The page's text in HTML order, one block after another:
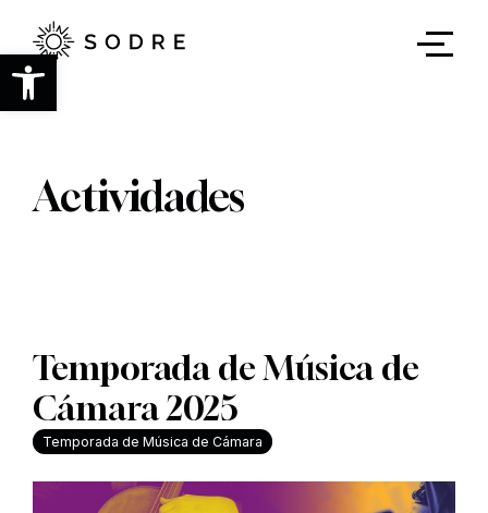
Abrir barra de herramientas
contenido
principal
Actividades
Temporada de Música de
Cámara 2025
Temporada de Música de Cámara